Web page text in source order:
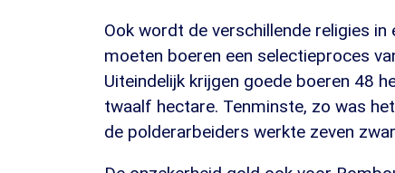
Ook wordt de verschillende religies in
moeten boeren een selectieproces
Uiteindelijk krijgen goede boeren 48
twaalf hectare. Tenminste, zo was
de polderarbeiders werkte zeven